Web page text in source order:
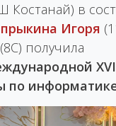
в
Игоря
(8С) получила
по